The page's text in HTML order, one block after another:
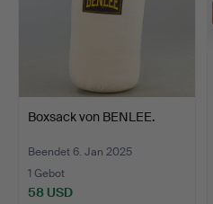
Boxsack von BENLEE.
Beendet 6. Jan 2025
1 Gebot
58 USD